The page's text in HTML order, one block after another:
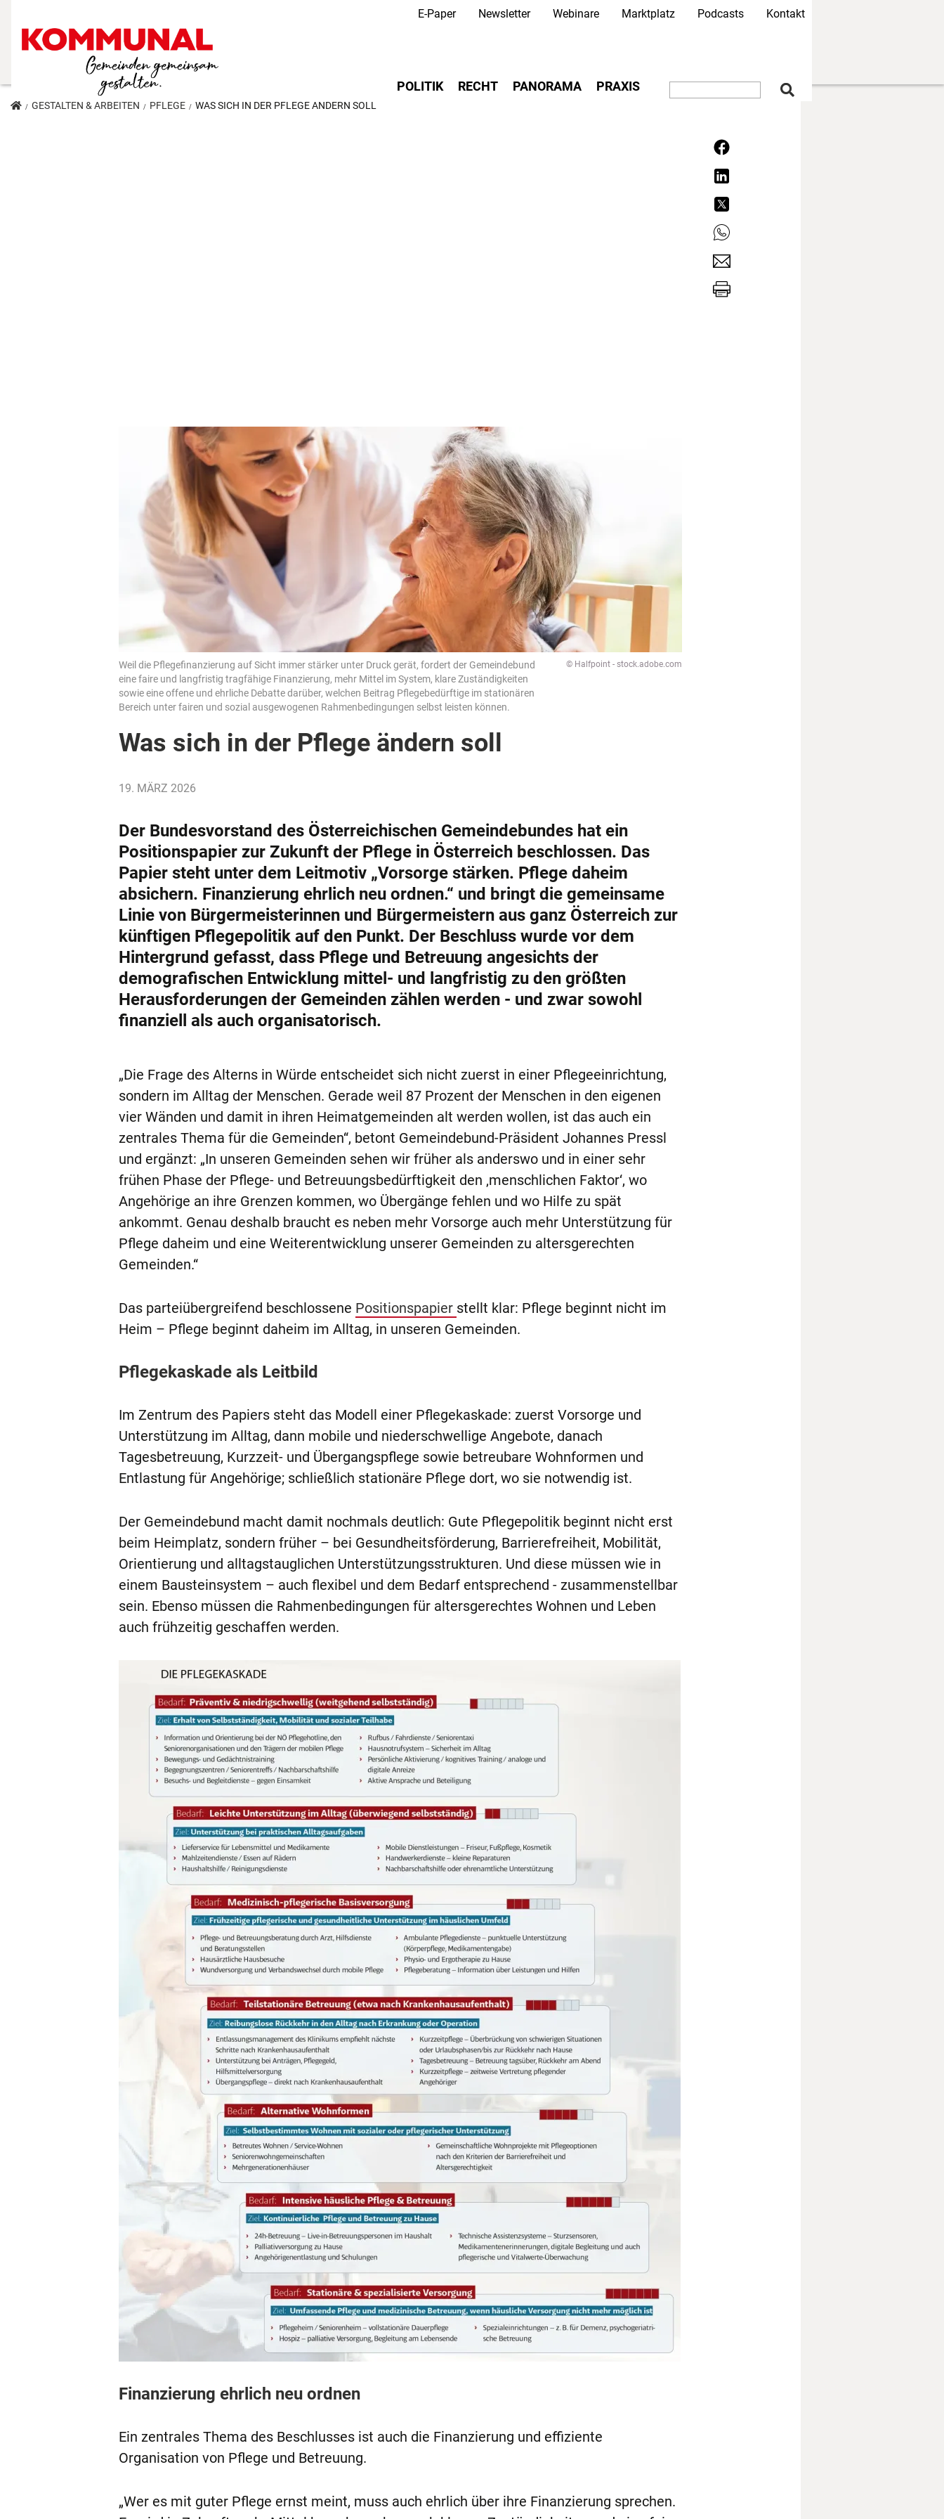
Direkt
Secondary Navigation
E-Paper Newsletter Webinare Marktplatz Podcasts Kontakt
Main navigation
POLITIK RECHT PANORAMA PRAXIS
GESTALTEN & ARBEITEN PFLEGE WAS SICH IN DER PFLEGE ÄNDERN SOLL
Weil die Pflegefinanzierung auf Sicht immer stärker unter Druck gerät, fordert der Gemeindebund
eine faire und langfristig tragfähige Finanzierung, mehr Mittel im System, klare Zuständigkeiten
sowie eine offene und ehrliche Debatte darüber, welchen Beitrag Pflegebedürftige im stationären
Bereich unter fairen und sozial ausgewogenen Rahmenbedingungen selbst leisten können.
© Halfpoint - stock.adobe.com
Was sich in der Pflege ändern soll
19. MÄRZ 2026
Der Bundesvorstand des Österreichischen Gemeindebundes hat ein
Positionspapier zur Zukunft der Pflege in Österreich beschlossen. Das
Papier steht unter dem Leitmotiv „Vorsorge stärken. Pflege daheim
absichern. Finanzierung ehrlich neu ordnen.“ und bringt die gemeinsame
Linie von Bürgermeisterinnen und Bürgermeistern aus ganz Österreich zur
künftigen Pflegepolitik auf den Punkt. Der Beschluss wurde vor dem
Hintergrund gefasst, dass Pflege und Betreuung angesichts der
demografischen Entwicklung mittel- und langfristig zu den größten
Herausforderungen der Gemeinden zählen werden - und zwar sowohl
finanziell als auch organisatorisch.
„Die Frage des Alterns in Würde entscheidet sich nicht zuerst in einer Pflegeeinrichtung,
sondern im Alltag der Menschen. Gerade weil 87 Prozent der Menschen in den eigenen
vier Wänden und damit in ihren Heimatgemeinden alt werden wollen, ist das auch ein
zentrales Thema für die Gemeinden“, betont Gemeindebund-Präsident Johannes Pressl
und ergänzt: „In unseren Gemeinden sehen wir früher als anderswo und in einer sehr
frühen Phase der Pflege- und Betreuungsbedürftigkeit den ‚menschlichen Faktor‘, wo
Angehörige an ihre Grenzen kommen, wo Übergänge fehlen und wo Hilfe zu spät
ankommt. Genau deshalb braucht es neben mehr Vorsorge auch mehr Unterstützung für
Pflege daheim und eine Weiterentwicklung unserer Gemeinden zu altersgerechten
Gemeinden.“
Das parteiübergreifend beschlossene Positionspapier stellt klar: Pflege beginnt nicht im
Heim – Pflege beginnt daheim im Alltag, in unseren Gemeinden.
Pflegekaskade als Leitbild
Im Zentrum des Papiers steht das Modell einer Pflegekaskade: zuerst Vorsorge und
Unterstützung im Alltag, dann mobile und niederschwellige Angebote, danach
Tagesbetreuung, Kurzzeit- und Übergangspflege sowie betreubare Wohnformen und
Entlastung für Angehörige; schließlich stationäre Pflege dort, wo sie notwendig ist.
Der Gemeindebund macht damit nochmals deutlich: Gute Pflegepolitik beginnt nicht erst
beim Heimplatz, sondern früher – bei Gesundheitsförderung, Barrierefreiheit, Mobilität,
Orientierung und alltagstauglichen Unterstützungsstrukturen. Und diese müssen wie in
einem Bausteinsystem – auch flexibel und dem Bedarf entsprechend - zusammenstellbar
sein. Ebenso müssen die Rahmenbedingungen für altersgerechtes Wohnen und Leben
auch frühzeitig geschaffen werden.
Finanzierung ehrlich neu ordnen
Ein zentrales Thema des Beschlusses ist auch die Finanzierung und effiziente
Organisation von Pflege und Betreuung.
„Wer es mit guter Pflege ernst meint, muss auch ehrlich über ihre Finanzierung sprechen.